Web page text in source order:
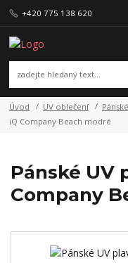
+420 775 138 620
Úvod UV oblečení
iQ Company Beach modré
Pánské UV
Company